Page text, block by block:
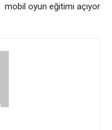
mobil oyun eğitimi açıyor